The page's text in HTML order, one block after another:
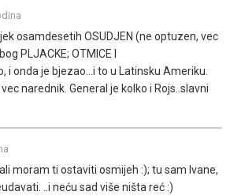
osamdesetih OSUDJEN (ne optuzen, vec
PLJACKE; OTMICE I
i onda je bjezao...i to u Latinsku Ameriku.
narednik. General je kolko i Rojs..slavni
moram ti ostaviti osmijeh :); tu sam Ivane,
..i neću sad više ništa reć :)